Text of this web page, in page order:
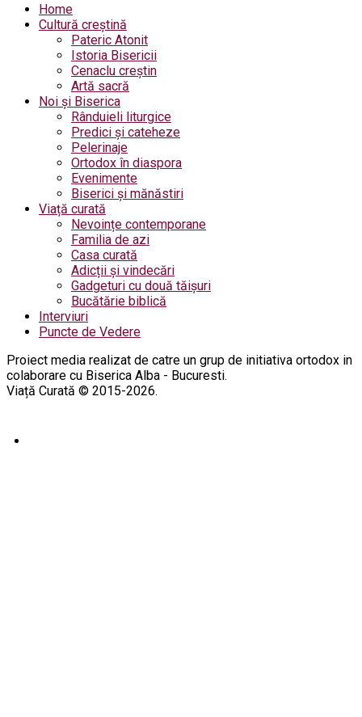
Home
Cultură creștină
Pateric Atonit
Istoria Bisericii
Cenaclu creștin
Artă sacră
Noi și Biserica
Rânduieli liturgice
Predici și cateheze
Pelerinaje
Ortodox în diaspora
Evenimente
Biserici și mănăstiri
Viață curată
Nevoințe contemporane
Familia de azi
Casa curată
Adicții și vindecări
Gadgeturi cu două tăișuri
Bucătărie biblică
Interviuri
Puncte de Vedere
Proiect media realizat de catre un grup de initiativa ortodox in
colaborare cu Biserica Alba - Bucuresti.
Viață Curată © 2015-2026.